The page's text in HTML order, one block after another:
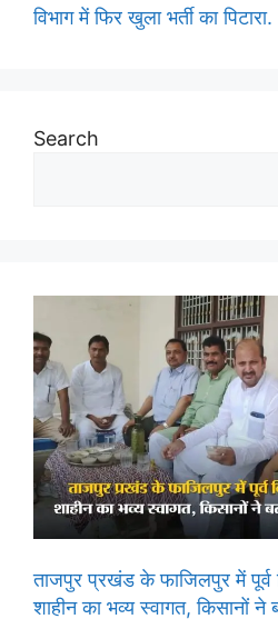
विभाग में फिर खुला भर्ती का पिटारा.
Search
ताजपुर प्रखंड के फाजिलपुर में
शाहीन का भव्य स्वागत, किसानों